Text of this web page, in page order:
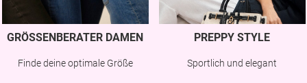
GRÖSSENBERATER DAMEN
Finde deine optimale Größe
PREPPY STYLE
Sportlich und elegant